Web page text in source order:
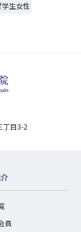
学生女性
丁目3-2
員